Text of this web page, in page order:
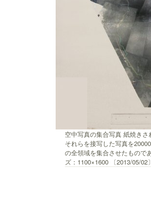
空中写真の集合写真 紙焼き
それらを接写した写真を
の全領域を集合させたもの
ズ：1100×1600
〔2013/05/02